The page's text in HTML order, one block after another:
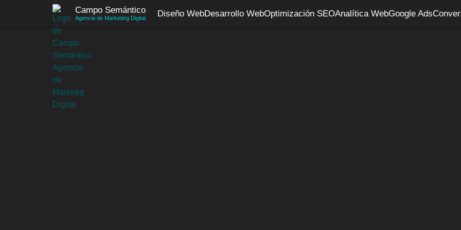
Campo Semántico
Agencia de Marketing Digital Diseño WebDesarrollo WebOptimización SEOAnalítica WebGoogle Ads